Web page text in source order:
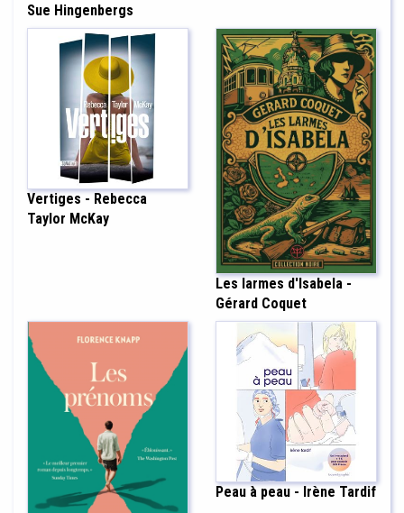
Sue Hingenbergs
Vertiges - Rebecca
Taylor McKay
Les larmes d'Isabela -
Gérard Coquet
Peau à peau - Irène Tardif